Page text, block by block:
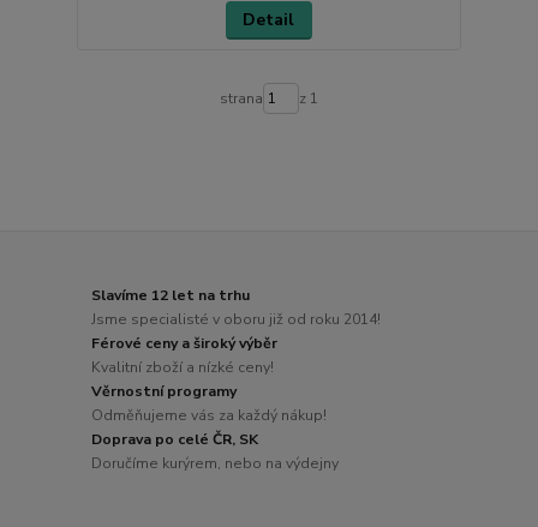
Detail
strana z 1
Slavíme 12 let na trhu
Jsme specialisté v oboru již od roku 2014!
Férové ceny a široký výběr
Kvalitní zboží a nízké ceny!
Věrnostní programy
Odměňujeme vás za každý nákup!
Doprava po celé ČR, SK
Doručíme kurýrem, nebo na výdejny